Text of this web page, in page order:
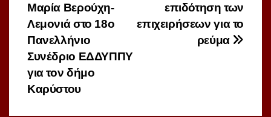
επιδότηση των
επιχειρήσεων για το
ρεύμα
Μαρία Βερούχη-
Λεμονιά στο 18ο
Πανελλήνιο
Συνέδριο ΕΔΔΥΠΠΥ
για τον δήμο
Καρύστου